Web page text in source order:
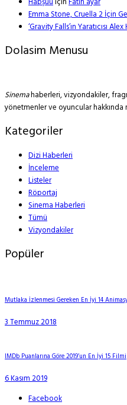
Emma Stone, Cruella 2 İçin
‘Gravity Falls’ın Yaratıcısı
Dolasim Menusu
Sinemahaberleri, vizyondakiler,
yönetmenler ve oyuncular
Kategoriler
Dizi Haberleri
İnceleme
Listeler
Röportaj
Sinema Haberleri
Tümü
Vizyondakiler
Popüler
Mutlaka İzlenmesi Gereken En İyi 14
3 Temmuz 2018
IMDb Puanlarına Göre 2019’un En İyi 15 Filmi
6 Kasım 2019
Facebook